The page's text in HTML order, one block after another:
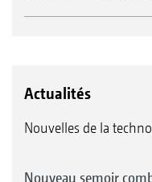
Actualités
Nouvelles de la
Nouveau semoir